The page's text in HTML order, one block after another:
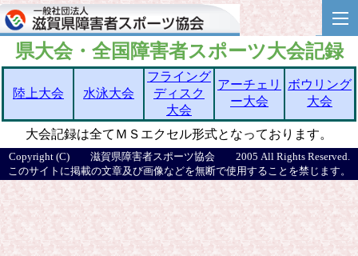
県大会・全国障害者スポーツ大会記録
陸上大会 水泳大会
フライング
ディスク
大会
アーチェリ
ー大会
ボウリング
大会
大会記録は全てＭＳエクセル形式となっております。
Copyright (C) 滋賀県障害者スポーツ協会 2005 All Rights Reserved.
このサイトに掲載の文章及び画像などを無断で使用することを禁じます。